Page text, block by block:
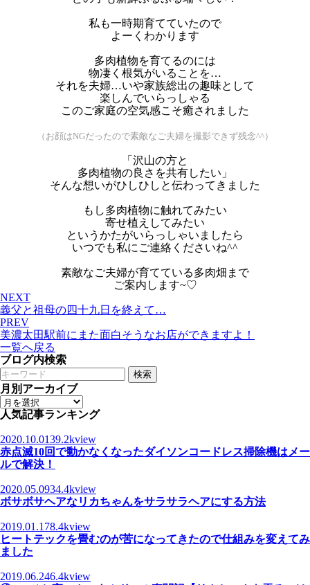
私も一時期育てていたので
よーくわかります
多肉植物を育てるのには
物凄く根気がいることを…
それを夫婦…いや家族総出の趣味として
楽しんでいらっしゃる
このご家庭の空気感こそ癒されました
（お顔はNGだったので素敵なご夫婦を撮影できず残念^^）
「沢山の方と
多肉植物の良さを共有したい」
そんな想いがひしひしと伝わってきました
もし多肉植物に触れてみたい
寄せ植えしてみたい
というかたがいらっしゃいましたら
いつでも私にご連絡くださいね^^
素敵なご夫婦が育てている多肉畑まで
ご案内します~♡
NEXT
義父と祖母の四十九日を終えて…
PREV
美濃太田駅前にまた面白そうなお店ができますよ！
一覧へ戻る
ブログ内検索
検索
月別アーカイブ
人気記事ランキング
2020.10.0139.2kview
赤点滅10回で動かなくなったダイソンコードレス掃除機はメー
ルで解決！
2020.05.0934.4kview
ボサボサヘアなリカちゃんをサラサラヘアにする方法
2019.01.178.4kview
ヒートテックを畳むのが苦になってきたので仕組みを変えてみ
ました
2019.06.246.4kview